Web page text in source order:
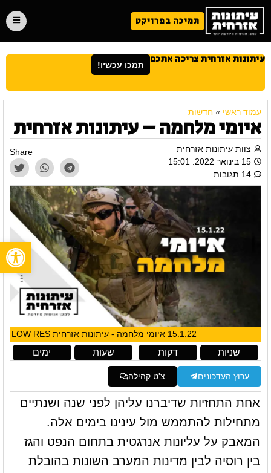
תמיכה בפרויקט
עיתונות אזרחית צריכה אתכם תמכו עכשיו!
עמוד ראשי » חדשות
איומי מלחמה – עיתונות אזרחית
צוות עיתונות אזרחית
15 בינואר 2022. 15:01
14 תגובות
Share
15.1.22 איומי מלחמה - עיתונות אזרחית LOW RES
ימים שעות דקות שניות
ערוץ העדכונים צ'ט קהילה
אחת התחזיות שדיברנו עליהן לפני שנה ושנתיים
מתחילות להתממש מול עינינו בימים אלה.
המאבק על עליונות אנרגטית בתחום הנפט והגז
בין רוסיה לבין מדינות המערב השונות בהובלת